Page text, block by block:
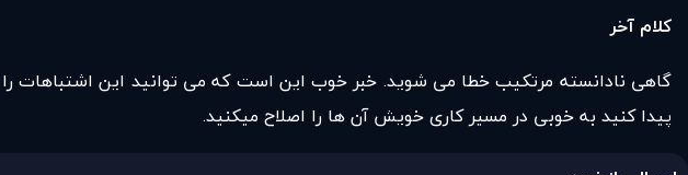
کلام آخر
گاهی نادانسته مرتکیب خطا می شوید. خبر خوب این است که می توانید این اشتباهات را
پیدا کنید به خوبی در مسیر کاری خویش آن ها را اصلاح میکنید.